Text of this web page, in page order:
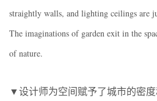
straightly walls, and lighting ceilings are
The imaginations of garden exit in the
of nature.
▼设计师为空间赋予了城市的密度